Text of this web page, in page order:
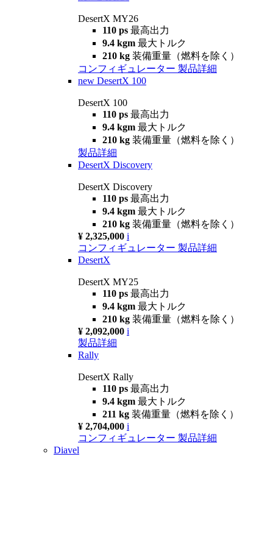
DesertX MY26
110 ps 最高出力
9.4 kgm 最大トルク
210 kg 装備重量（燃料を除く）
コンフィギュレーター 製品詳細
new DesertX 100
DesertX 100
110 ps 最高出力
9.4 kgm 最大トルク
210 kg 装備重量（燃料を除く）
製品詳細
DesertX Discovery
DesertX Discovery
110 ps 最高出力
9.4 kgm 最大トルク
210 kg 装備重量（燃料を除く）
¥ 2,325,000 i
コンフィギュレーター 製品詳細
DesertX
DesertX MY25
110 ps 最高出力
9.4 kgm 最大トルク
210 kg 装備重量（燃料を除く）
¥ 2,092,000 i
製品詳細
Rally
DesertX Rally
110 ps 最高出力
9.4 kgm 最大トルク
211 kg 装備重量（燃料を除く）
¥ 2,704,000 i
コンフィギュレーター 製品詳細
Diavel